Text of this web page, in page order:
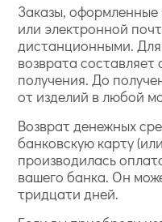
Заказы, оформленные
или электронной
дистанционными.
возврата составляет
получения. До
от изделий в любой
Возврат денежных
банковскую карту
производилась
вашего банка. Он
тридцати дней.